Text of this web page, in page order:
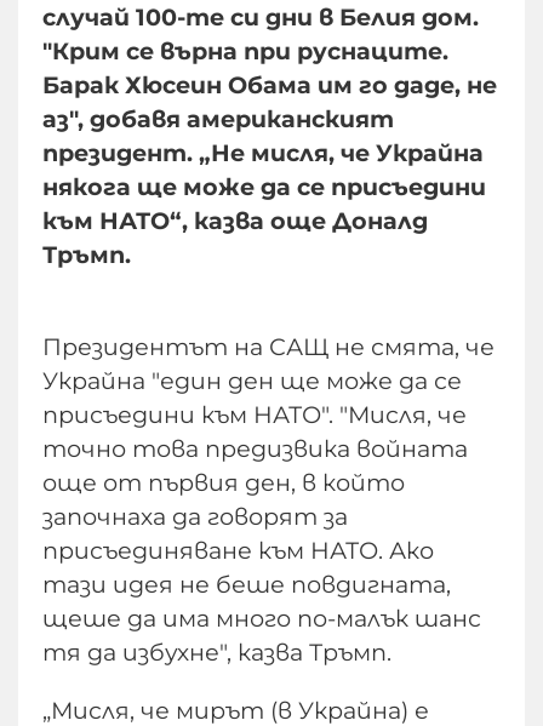
случай 100-те си дни в Белия дом.
"Крим се върна при руснаците.
Барак Хюсеин Обама им го даде, не
аз", добавя американският
президент. „Не мисля, че Украйна
някога ще може да се присъедини
към НАТО“, казва още Доналд
Тръмп.
Президентът на САЩ не смята, че
Украйна "един ден ще може да се
присъедини към НАТО". "Мисля, че
точно това предизвика войната
още от първия ден, в който
започнаха да говорят за
присъединяване към НАТО. Ако
тази идея не беше повдигната,
щеше да има много по-малък шанс
тя да избухне", казва Тръмп.
„Мисля, че мирът (в Украйна) е